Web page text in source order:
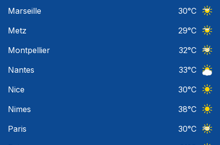
Marseille
30°C
Metz
29°C
Montpellier
32°C
Nantes
33°C
Nice
30°C
Nimes
38°C
Paris
30°C